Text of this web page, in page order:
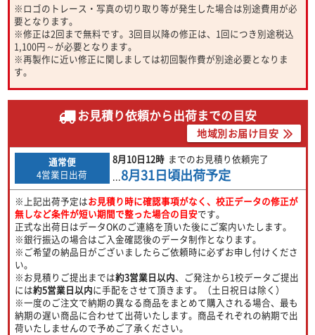
※ロゴのトレース・写真の切り取り等が発生した場合は別途費用が必
要となります。
※修正は2回まで無料です。3回目以降の修正は、1回につき別途税込
1,100円～が必要となります。
※再製作に近い修正に関しましては初回製作費が別途必要となりま
す。
お見積り依頼から出荷までの目安
地域別お届け目安
通常便
4営業日出荷
8月10日12時 までのお見積り依頼完了
...8月31日頃出荷予定
※上記出荷予定はお見積り時に確認事項がなく、校正データの修正が
無しなど条件が短い期間で整った場合の目安です。
正式な出荷日はデータOKのご連絡を頂いた後にご案内いたします。
※銀行振込の場合はご入金確認後のデータ制作となります。
※ご希望の納品日がございましたらご依頼時に必ずお申し付けくださ
い。
※お見積りご提出までは約3営業日以内、ご発注から1校データご提出
には約5営業日以内に手配をさせて頂きます。（土日祝日は除く）
※一度のご注文で納期の異なる商品をまとめて購入される場合、最も
納期の遅い商品に合わせて出荷いたします。商品それぞれの納期で出
荷いたしませんので予めご了承ください。